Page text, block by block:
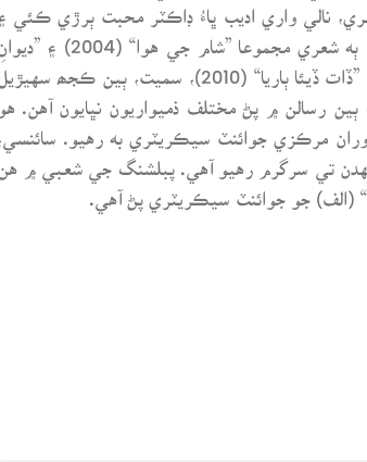
نالي واري اديب ڀاءُ ڊاڪٽر محبت ٻرڙي ڪئي ۽
شاعريءَ ۾ رهنمائي مشهور شاعر سرمد چانڊيي ڪئي. سندس هڪ ڪهاڻي-ڪتاب ”پيار جي ڪهاڻي“ (1994)، ٻه شعري مجموعا ”شام جي هوا“ (2004) ۽ ”ديوانِ
رياضت“ (2005)، ايڊٽ ڪيل ۽ سهيڙيل تاريخي ڪتاب ”قنبر: هڪ اڀياس“ (2006)، ”چانڊوڻا چمڪن“ (2007)، ”ڏات ڏيئا ٻاريا“ (2010)، سميت، ٻين ڪجھ سهيڙيل
”سائنس“ ۽ ٻين رسالن ۾ پڻ مختلف ذميواريون نڀايون آهن. هو
سنگت قنبر شاخ جو 6 ڀيرا سيڪريٽري پڻ رهيو آهي ۽ سنڌي ادبي سنگت سنڌ جو 05-2004ع دوران مرڪزي جوائنٽ سيڪريٽري به رهيو. سائنسي،
عهدن تي سرگرم رهيو آهي. پبلشنگ جي شعبي ۾ هن
(الف) جو جوائنٽ سيڪريٽري پڻ آهي.